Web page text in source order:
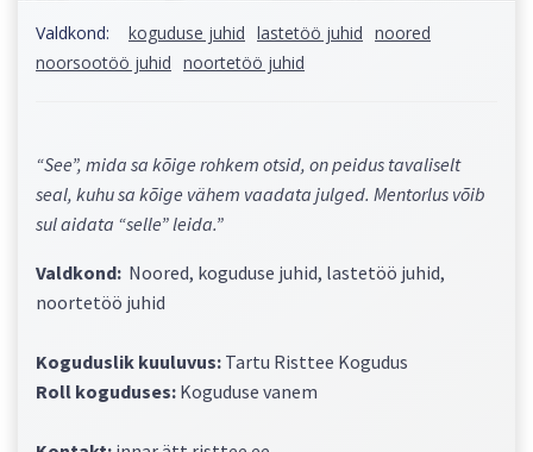
Valdkond: koguduse juhid lastetöö juhid noored
noorsootöö juhid noortetöö juhid
“See”, mida sa kõige rohkem otsid, on peidus tavaliselt
seal, kuhu sa kõige vähem vaadata julged. Mentorlus võib
sul aidata “selle” leida.”
Valdkond: Noored, koguduse juhid, lastetöö juhid,
noortetöö juhid
Koguduslik kuuluvus: Tartu Risttee Kogudus
Roll koguduses: Koguduse vanem